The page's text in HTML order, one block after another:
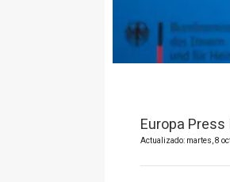
Europa
Actualizado: martes, 8